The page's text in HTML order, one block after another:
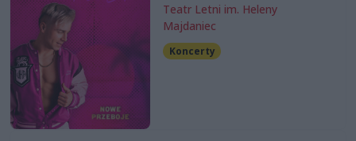
Teatr Letni im. Heleny
Majdaniec
Koncerty